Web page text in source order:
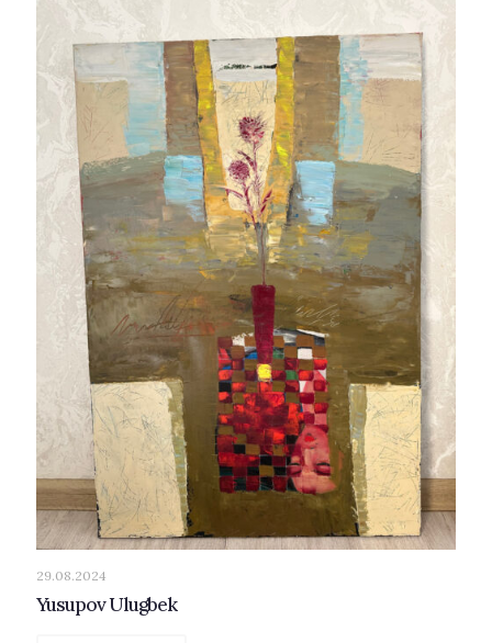
29.08.2024
Yusupov Ulugbek